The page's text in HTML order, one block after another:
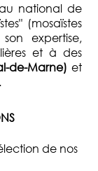
national de
(mosaïstes
expertise,
et à des
de-Marne) et
de nos